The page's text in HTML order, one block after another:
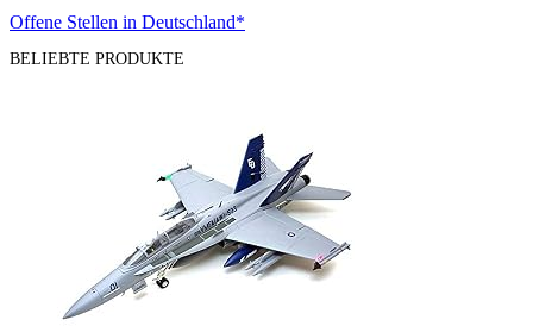
Offene Stellen in Deutschland*
BELIEBTE PRODUKTE